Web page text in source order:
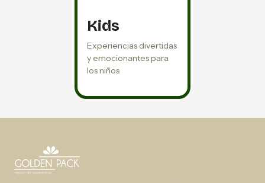
Kids
Experiencias divertidas
y emocionantes para
los niños